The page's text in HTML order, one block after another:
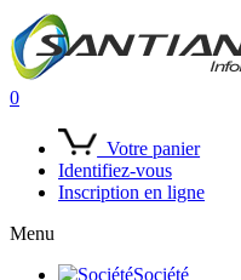
0
Votre panier
Identifiez-vous
Inscription en ligne
Menu
Société